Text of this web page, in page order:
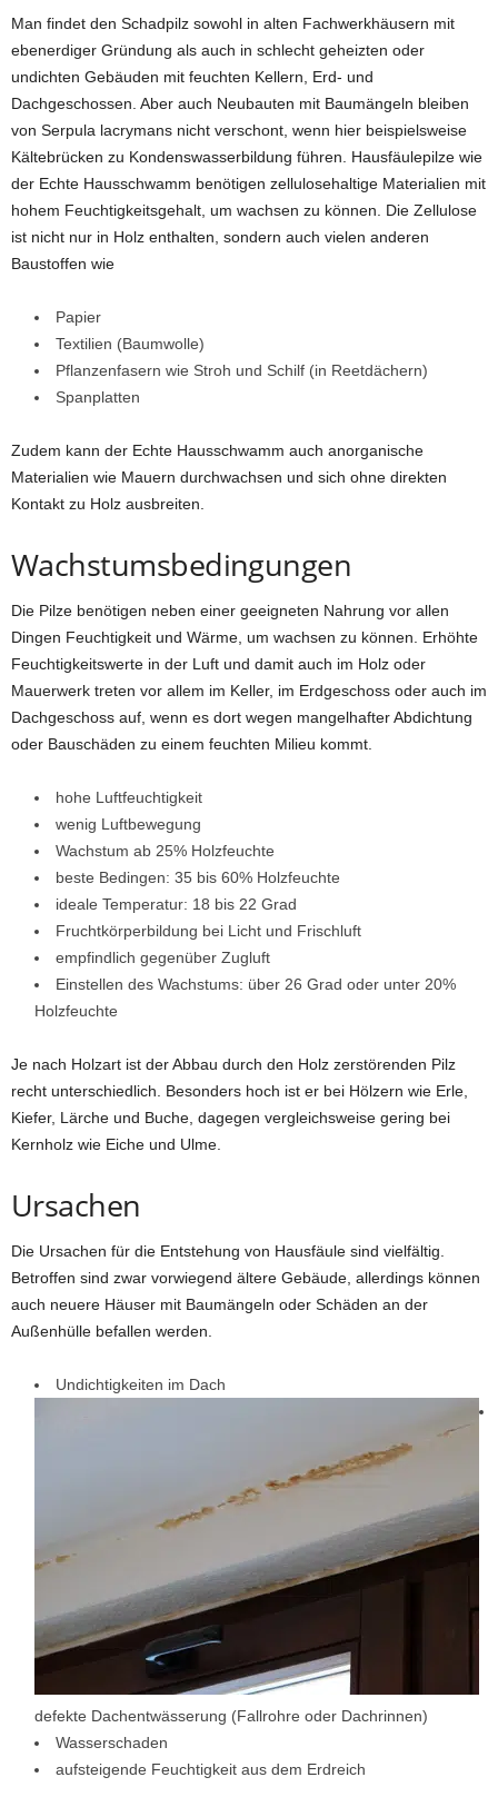
Man findet den Schadpilz sowohl in alten Fachwerkhäusern mit
ebenerdiger Gründung als auch in schlecht geheizten oder
undichten Gebäuden mit feuchten Kellern, Erd- und
Dachgeschossen. Aber auch Neubauten mit Baumängeln bleiben
von Serpula lacrymans nicht verschont, wenn hier beispielsweise
Kältebrücken zu Kondenswasserbildung führen. Hausfäulepilze wie
der Echte Hausschwamm benötigen zellulosehaltige Materialien mit
hohem Feuchtigkeitsgehalt, um wachsen zu können. Die Zellulose
ist nicht nur in Holz enthalten, sondern auch vielen anderen
Baustoffen wie
Papier
Textilien (Baumwolle)
Pflanzenfasern wie Stroh und Schilf (in Reetdächern)
Spanplatten
Zudem kann der Echte Hausschwamm auch anorganische
Materialien wie Mauern durchwachsen und sich ohne direkten
Kontakt zu Holz ausbreiten.
Wachstumsbedingungen
Die Pilze benötigen neben einer geeigneten Nahrung vor allen
Dingen Feuchtigkeit und Wärme, um wachsen zu können. Erhöhte
Feuchtigkeitswerte in der Luft und damit auch im Holz oder
Mauerwerk treten vor allem im Keller, im Erdgeschoss oder auch im
Dachgeschoss auf, wenn es dort wegen mangelhafter Abdichtung
oder Bauschäden zu einem feuchten Milieu kommt.
hohe Luftfeuchtigkeit
wenig Luftbewegung
Wachstum ab 25% Holzfeuchte
beste Bedingen: 35 bis 60% Holzfeuchte
ideale Temperatur: 18 bis 22 Grad
Fruchtkörperbildung bei Licht und Frischluft
empfindlich gegenüber Zugluft
Einstellen des Wachstums: über 26 Grad oder unter 20%
Holzfeuchte
Je nach Holzart ist der Abbau durch den Holz zerstörenden Pilz
recht unterschiedlich. Besonders hoch ist er bei Hölzern wie Erle,
Kiefer, Lärche und Buche, dagegen vergleichsweise gering bei
Kernholz wie Eiche und Ulme.
Ursachen
Die Ursachen für die Entstehung von Hausfäule sind vielfältig.
Betroffen sind zwar vorwiegend ältere Gebäude, allerdings können
auch neuere Häuser mit Baumängeln oder Schäden an der
Außenhülle befallen werden.
Undichtigkeiten im Dach
defekte Dachentwässerung (Fallrohre oder Dachrinnen)
Wasserschaden
aufsteigende Feuchtigkeit aus dem Erdreich